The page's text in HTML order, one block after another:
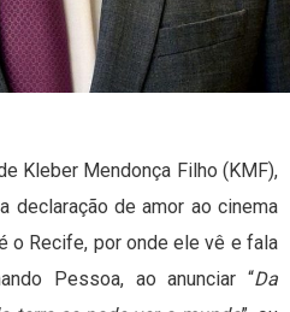
Kleber Mendonça Filho (KMF),
declaração de amor ao cinema
o Recife, por onde ele vê e fala
Pessoa, ao anunciar “Da